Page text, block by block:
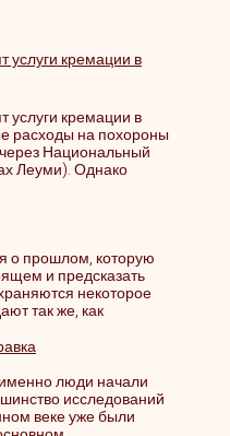
услуги кремации в
услуги кремации в
расходы на похороны
Национальный
Леуми). Однако
прошлом, которую
и предсказать
некоторое
так же, как
именно люди начали
исследований
веке уже были